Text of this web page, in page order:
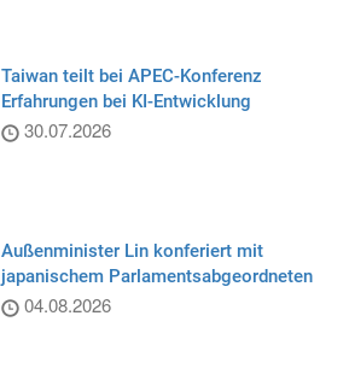
Taiwan teilt bei APEC-Konferenz
Erfahrungen bei KI-Entwicklung
30.07.2026
Außenminister Lin konferiert mit
japanischem Parlamentsabgeordneten
04.08.2026